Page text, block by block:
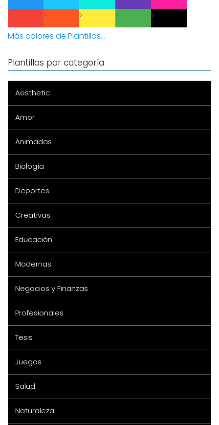
Más colores de Plantillas...
Plantillas por categoría
Aesthetic
Amor
Animadas
Biología
Deportes
Creativas
Educación
Modernas
Negocios y Finanzas
Profesionales
Tesis
Juegos
Salud
Naturaleza